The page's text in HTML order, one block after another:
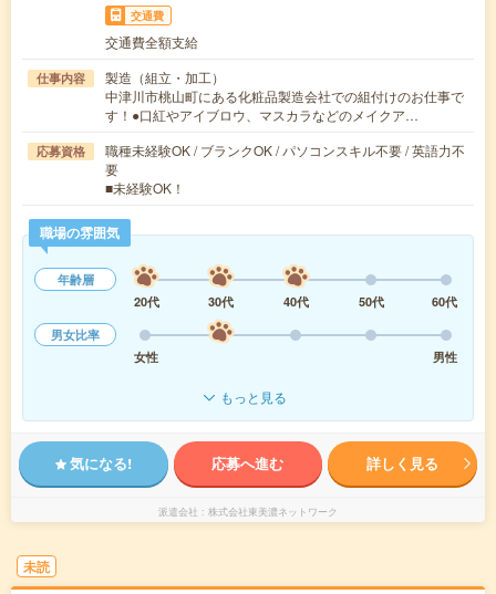
交通費
交通費全額支給
仕事内容
製造（組立・加工）
中津川市桃山町にある化粧品製造会社での組付けのお仕事で
す！●口紅やアイブロウ、マスカラなどのメイクア…
応募資格
職種未経験OK / ブランクOK / パソコンスキル不要 / 英語力不
要
■未経験OK！
職場の雰囲気
年齢層
20代
30代 40代 50代
60代
男女比率
女性
男性
もっと見る
気になる! 応募へ進む 詳しく見る
派遣会社 株式会社東美濃ネットワーク
未読